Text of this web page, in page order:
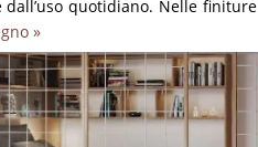
quotidiano. Nelle finiture
»